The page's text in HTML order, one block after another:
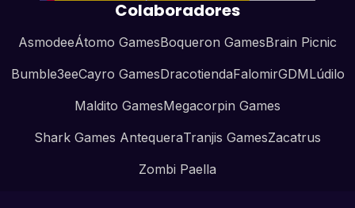
Colaboradores
AsmodeeÁtomo GamesBoqueron GamesBrain Picnic
Bumble3eeCayro GamesDracotiendaFalomirGDMLúdilo
Maldito GamesMegacorpin Games
Shark Games AntequeraTranjis GamesZacatrus
Zombi Paella